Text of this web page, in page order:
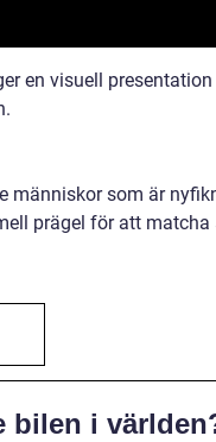
en visuell
människor som är
prägel för att matcha
bilen i